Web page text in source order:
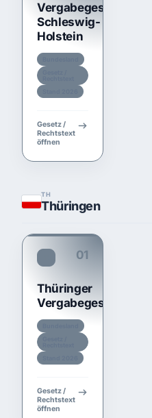
Vergabegesetz
Schleswig-
Holstein
Gesetz /
Rechtstext
öffnen
TH
Thüringen
01
Thüringer
Vergabegesetz
Gesetz /
Rechtstext
öffnen